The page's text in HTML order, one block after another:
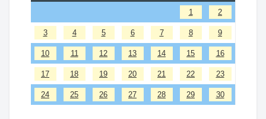
1 2
3 4 5 6 7 8 9
10 11 12 13 14 15 16
17 18 19 20 21 22 23
24 25 26 27 28 29 30